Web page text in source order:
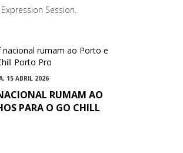
Session.
15 ABRIL 2026
RUMAM AO
PARA O GO CHILL